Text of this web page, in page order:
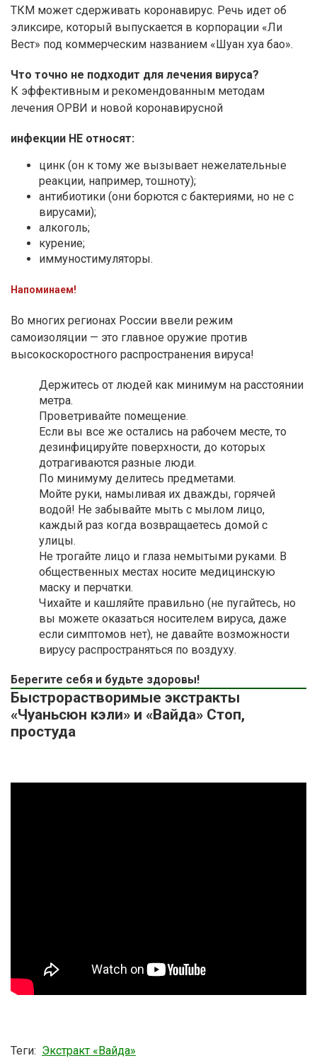
ТКМ может сдерживать коронавирус. Речь идет об
эликсире, который выпускается в корпорации «Ли
Вест» под коммерческим названием «Шуан хуа бао».
Что точно не подходит для лечения вируса?
К эффективным и рекомендованным методам
лечения ОРВИ и новой коронавирусной
инфекции НЕ относят:
цинк (он к тому же вызывает нежелательные
реакции, например, тошноту);
антибиотики (они борются с бактериями, но не с
вирусами);
алкоголь;
курение;
иммуностимуляторы.
Напоминаем!
Во многих регионах России ввели режим
самоизоляции — это главное оружие против
высокоскоростного распространения вируса!
Держитесь от людей как минимум на расстоянии
метра.
Проветривайте помещение.
Если вы все же остались на рабочем месте, то
дезинфицируйте поверхности, до которых
дотрагиваются разные люди.
По минимуму делитесь предметами.
Мойте руки, намыливая их дважды, горячей
водой! Не забывайте мыть с мылом лицо,
каждый раз когда возвращаетесь домой с
улицы.
Не трогайте лицо и глаза немытыми руками. В
общественных местах носите медицинскую
маску и перчатки.
Чихайте и кашляйте правильно (не пугайтесь, но
вы можете оказаться носителем вируса, даже
если симптомов нет), не давайте возможности
вирусу распространяться по воздуху.
Берегите себя и будьте здоровы!
Быстрорастворимые экстракты
«Чуаньсюн кэли» и «Вайда» Стоп,
простуда
Теги: Экстракт «Вайда»